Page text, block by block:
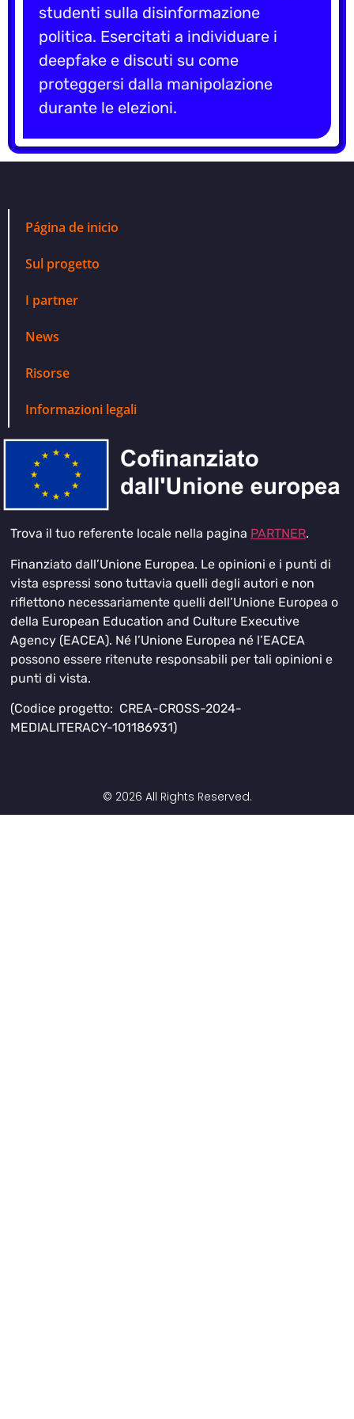
studenti sulla disinformazione
politica. Esercitati a individuare i
deepfake e discuti su come
proteggersi dalla manipolazione
durante le elezioni.
Página de inicio
Sul progetto
I partner
News
Risorse
Informazioni legali
Trova il tuo referente locale nella pagina PARTNER.
Finanziato dall’Unione Europea. Le opinioni e i punti di
vista espressi sono tuttavia quelli degli autori e non
riflettono necessariamente quelli dell’Unione Europea o
della European Education and Culture Executive
Agency (EACEA). Né l’Unione Europea né l’EACEA
possono essere ritenute responsabili per tali opinioni e
punti di vista.
(Codice progetto: CREA-CROSS-2024-
MEDIALITERACY-101186931)
© 2026 All Rights Reserved.